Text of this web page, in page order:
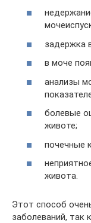
задержка
в моче
анализы
болевые
животе;
почечные
живота.
Этот способ
заболеваний, так